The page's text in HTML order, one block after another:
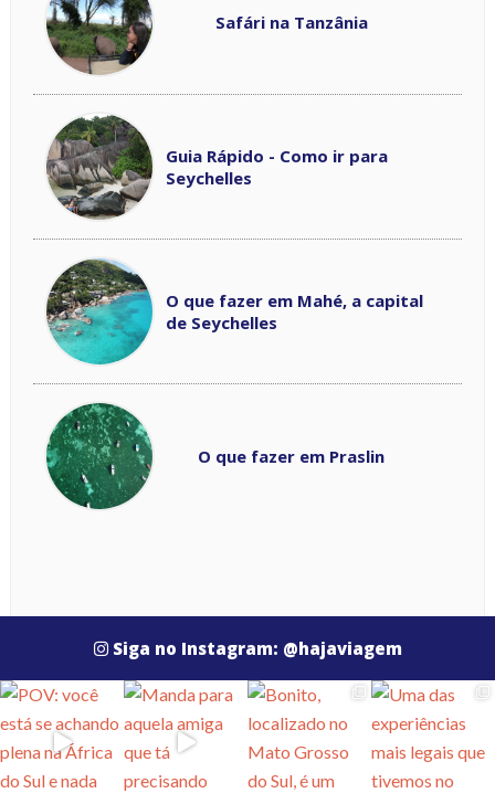
Safári na Tanzânia
Guia Rápido - Como ir para
Seychelles
O que fazer em Mahé, a capital
de Seychelles
O que fazer em Praslin
Siga no Instagram: @hajaviagem